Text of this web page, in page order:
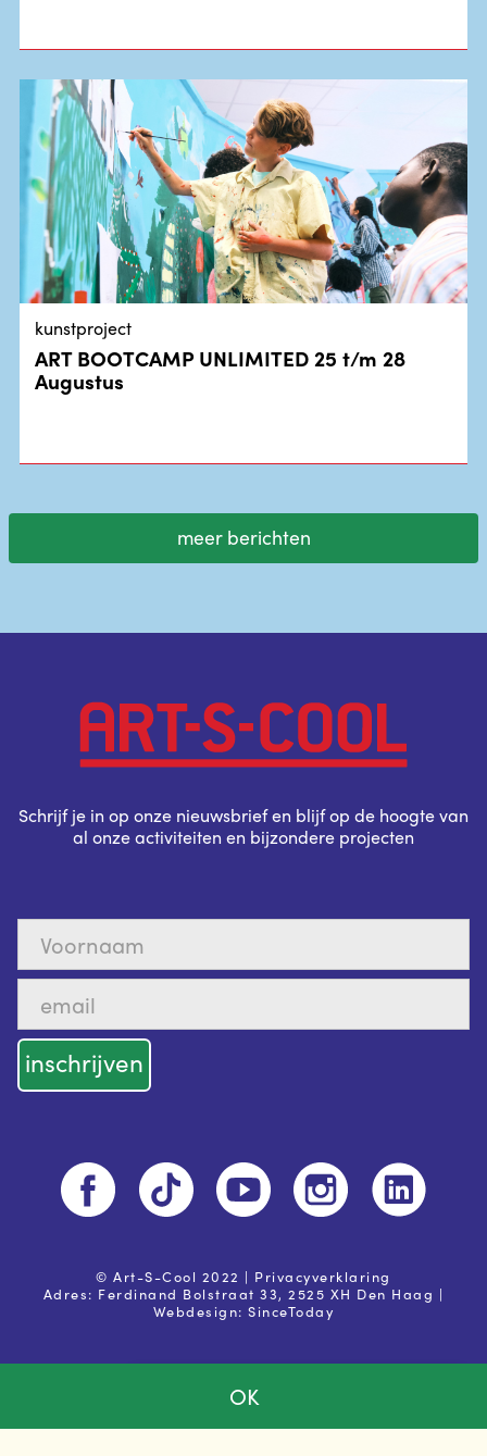
Powered by
privacy voorwaarden
OK
kunstproject
ART BOOTCAMP UNLIMITED 25 t/m 28
Augustus
meer berichten
Schrijf je in op onze nieuwsbrief en blijf op de hoogte van
al onze activiteiten en bijzondere projecten
© Art-S-Cool 2022 | Privacyverklaring
Adres: Ferdinand Bolstraat 33, 2525 XH Den Haag |
Webdesign:SinceToday